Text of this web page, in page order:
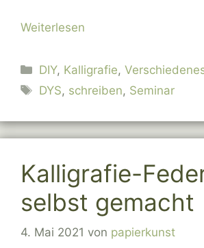
Weiterlesen
Kategorien
DIY, Kalligrafie,
Schlagwörter
DYS, schreiben, Seminar
Kalligrafie-
selbst gemacht
4. Mai 2021 von papierkunst